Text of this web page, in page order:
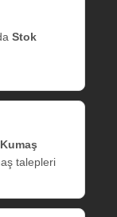
Stok
Kumaş
talepleri